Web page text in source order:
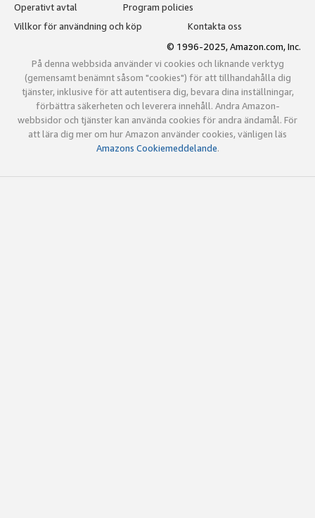
Operativt avtal
Program policies
Villkor för användning och köp
Kontakta oss
© 1996-2025, Amazon.com, Inc.
På denna webbsida använder vi cookies och liknande verktyg
(gemensamt benämnt såsom "cookies") för att tillhandahålla dig
tjänster, inklusive för att autentisera dig, bevara dina inställningar,
förbättra säkerheten och leverera innehåll. Andra Amazon-
webbsidor och tjänster kan använda cookies för andra ändamål. För
att lära dig mer om hur Amazon använder cookies, vänligen läs
Amazons Cookiemeddelande.